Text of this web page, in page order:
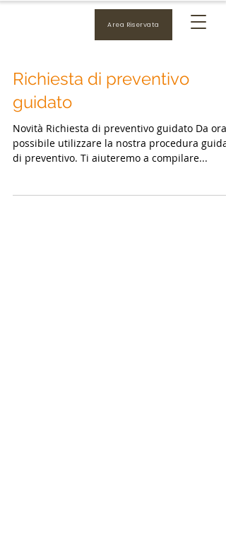
Area Riservata
Richiesta di preventivo
guidato
Novità Richiesta di preventivo guidato Da ora è
possibile utilizzare la nostra procedura
di preventivo. Ti aiuteremo a compilare...